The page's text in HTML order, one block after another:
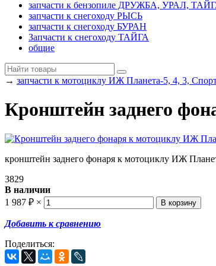
запчасти к бензопиле ДРУЖБА, УРАЛ,
запчасти к снегоходу РЫСЬ
запчасти к снегоходу БУРАН
Запчасти к снегоходу ТАЙГА
общие
→ запчасти к мотоциклу ИЖ Планета-5, 4, 3,
Кронштейн заднего
кронштейн заднего фонаря к мотоциклу ИЖ
3829
В наличии
1 987 ₽ ×
Добавить к сравнению
Поделиться: